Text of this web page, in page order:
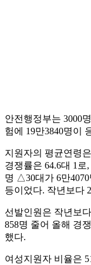
안전행정부는 3000
험에 19만3840명이
지원자의 평균연령
경쟁률은 64.6대 1
명 △30대가 6만
등이었다. 작년보다
선발인원은 작년보
858명 줄어 올해 경
했다.
여성지원자 비율은